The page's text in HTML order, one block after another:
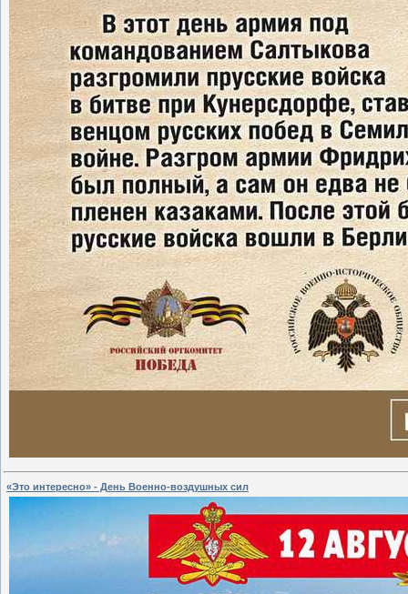
«Это интересно» - День Военно-воздушных сил